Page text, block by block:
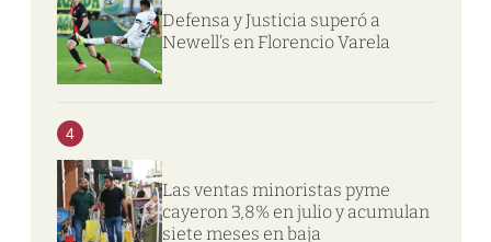
Defensa y Justicia superó a
Newell’s en Florencio Varela
4
Las ventas minoristas pyme
cayeron 3,8% en julio y acumulan
siete meses en baja